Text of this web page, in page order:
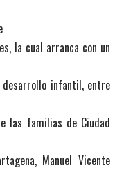
la cual arranca con un
infantil, entre
las familias de Ciudad
Manuel Vicente